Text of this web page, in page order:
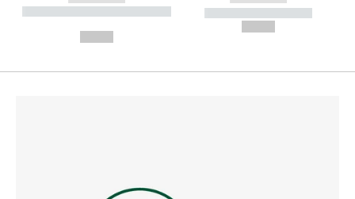
----------- ----------- --------
----------- -----------